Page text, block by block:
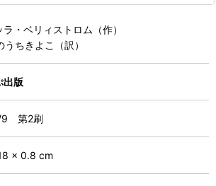
・ベリィストロム（作）
こ（訳）
出版
第2刷
x 0.8 cm